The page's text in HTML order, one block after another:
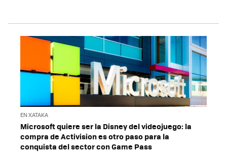
EN XATAKA
Microsoft quiere ser la Disney del videojuego: la
compra de Activision es otro paso para la
conquista del sector con Game Pass